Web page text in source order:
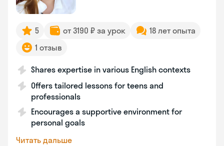
5 от 3190 ₽ за урок
18 лет опыта
1 отзыв
Shares expertise in various English contexts
Offers tailored lessons for teens and
professionals
Encourages a supportive environment for
personal goals
Читать дальше